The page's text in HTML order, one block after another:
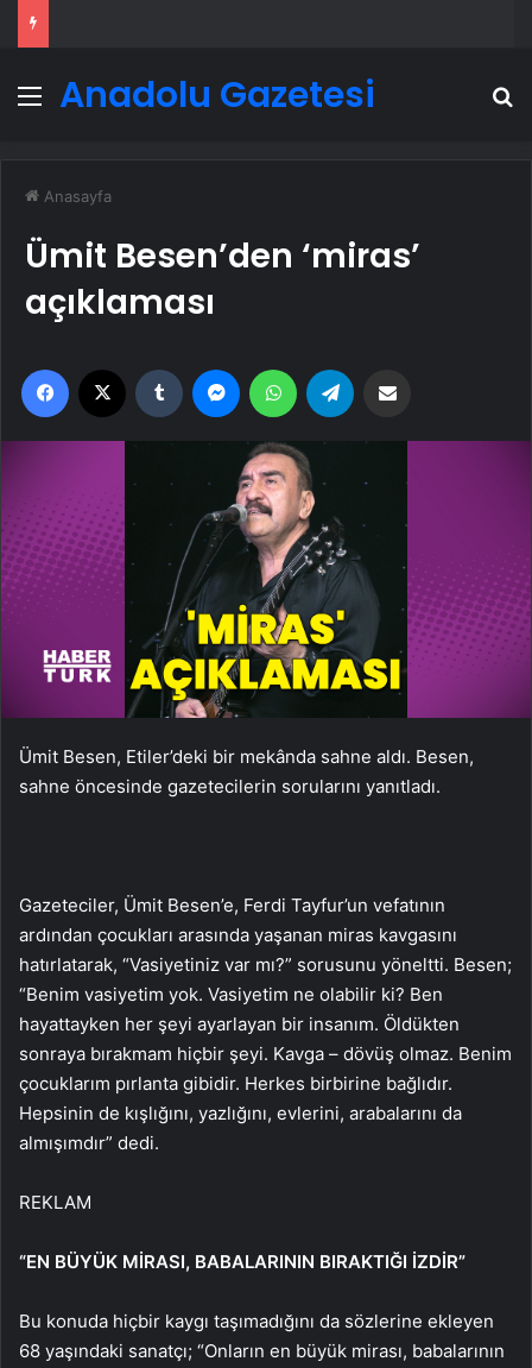
Menü
Anadolu Gazetesi
Anasayfa
Ümit Besen’den ‘miras’
açıklaması
Facebook Tumblr MessengerWhatsApp
Ümit Besen, Etiler’deki bir mekânda sahne aldı. Besen,
sahne öncesinde gazetecilerin sorularını yanıtladı.
Gazeteciler, Ümit Besen’e, Ferdi Tayfur’un vefatının
ardından çocukları arasında yaşanan miras kavgasını
hatırlatarak, “Vasiyetiniz var mı?” sorusunu yöneltti. Besen;
“Benim vasiyetim yok. Vasiyetim ne olabilir ki? Ben
hayattayken her şeyi ayarlayan bir insanım. Öldükten
sonraya bırakmam hiçbir şeyi. Kavga – dövüş olmaz. Benim
çocuklarım pırlanta gibidir. Herkes birbirine bağlıdır.
Hepsinin de kışlığını, yazlığını, evlerini, arabalarını da
almışımdır” dedi.
REKLAM
“EN BÜYÜK MİRASI, BABALARININ BIRAKTIĞI İZDİR”
Bu konuda hiçbir kaygı taşımadığını da sözlerine ekleyen
68 yaşındaki sanatçı; “Onların en büyük mirası, babalarının